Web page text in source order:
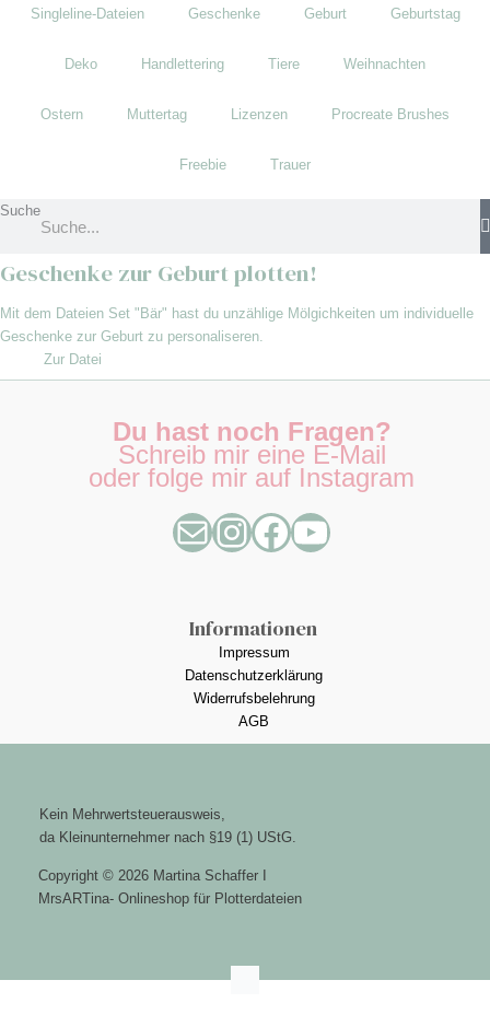
Singleline-Dateien Geschenke Geburt Geburtstag
Deko Handlettering Tiere Weihnachten
Ostern Muttertag Lizenzen Procreate Brushes
Freebie Trauer
Suche
Geschenke zur Geburt plotten!
Mit dem Dateien Set "Bär" hast du unzählige Mölgichkeiten um individuelle
Geschenke zur Geburt zu personaliseren.
Zur Datei
Du hast noch Fragen?
Schreib mir eine E-Mail
oder folge mir auf Instagram
Informationen
Impressum
Datenschutzerklärung
Widerrufsbelehrung
AGB
Kein Mehrwertsteuerausweis,
da Kleinunternehmer nach §19 (1) UStG.
Copyright © 2026 Martina Schaffer I
MrsARTina- Onlineshop für Plotterdateien